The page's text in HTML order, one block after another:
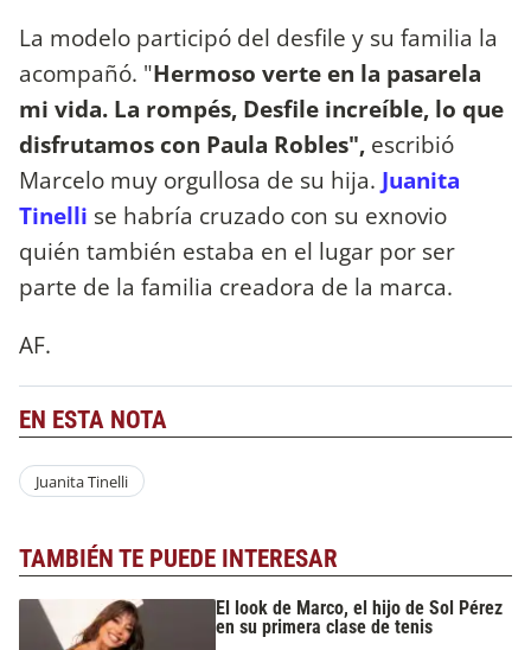
La modelo participó del desfile y su familia la
acompañó. "Hermoso verte en la pasarela
mi vida. La rompés, Desfile increíble, lo que
disfrutamos con Paula Robles", escribió
Marcelo muy orgullosa de su hija. Juanita
Tinelli se habría cruzado con su exnovio
quién también estaba en el lugar por ser
parte de la familia creadora de la marca.
AF.
EN ESTA NOTA
Juanita Tinelli
TAMBIÉN TE PUEDE INTERESAR
El look de Marco, el hijo de Sol Pérez
en su primera clase de tenis